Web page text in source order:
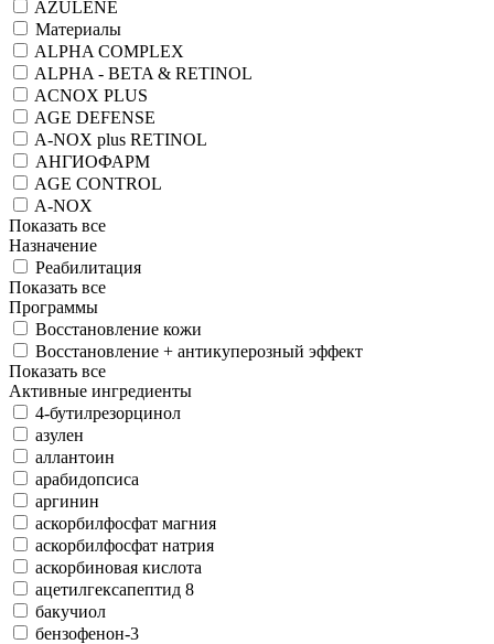
AZULENE
Материалы
ALPHA COMPLEX
ALPHA - BETA & RETINOL
ACNOX PLUS
AGE DEFENSE
A-NOX plus RETINOL
АНГИОФАРМ
AGE CONTROL
A-NOX
Показать все
Назначение
Реабилитация
Показать все
Программы
Восстановление кожи
Восстановление + антикуперозный эффект
Показать все
Активные ингредиенты
4-бутилрезорцинол
азулен
аллантоин
арабидопсиса
аргинин
аскорбилфосфат магния
аскорбилфосфат натрия
аскорбиновая кислота
ацетилгексапептид 8
бакучиол
бензофeнон-3